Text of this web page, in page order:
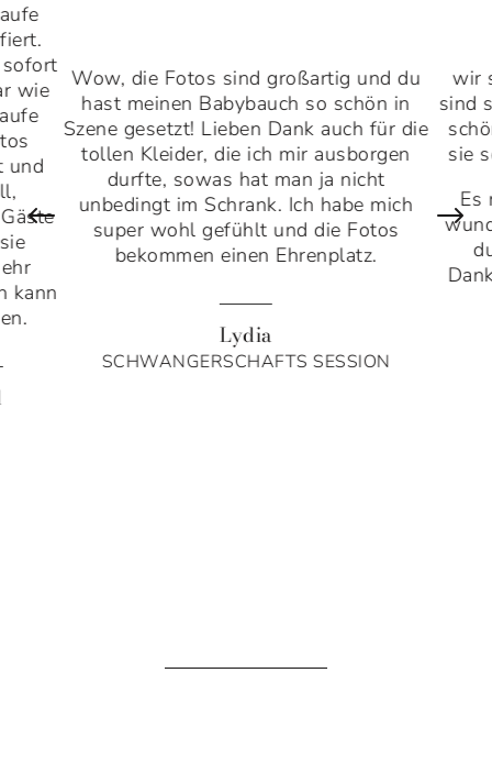
wie
und
kann
Wow, die Fotos sind großartig und du
hast meinen Babybauch so schön in
Szene gesetzt! Lieben Dank auch für die
tollen Kleider, die ich mir ausborgen
durfte, sowas hat man ja nicht
unbedingt im Schrank. Ich habe mich
super wohl gefühlt und die Fotos
bekommen einen Ehrenplatz.
Lydia
SCHWANGERSCHAFTS SESSION
wir
sind
sie
Es
# $